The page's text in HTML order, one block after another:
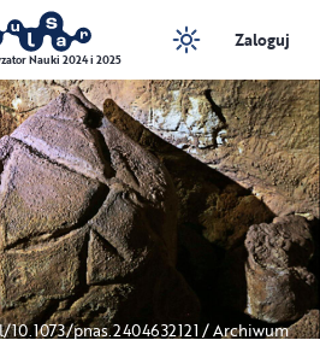
Nauki 2024 i 2025
Zaloguj
pnas.2404632121 / Archiwum